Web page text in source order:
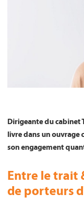
Dirigeante du cabinet
livre dans un ouvrage
son engagement
Entre le trait
de porteurs